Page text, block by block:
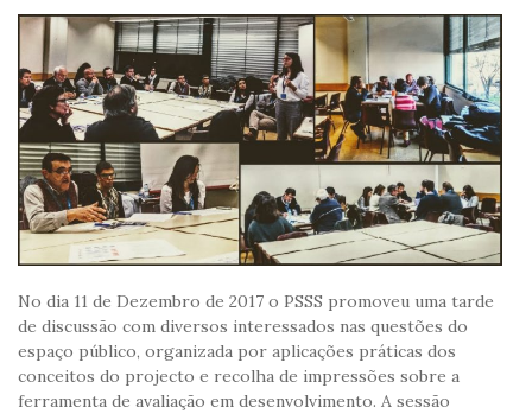
No dia 11 de Dezembro de 2017 o PSSS promoveu uma tarde
de discussão com diversos interessados nas questões do
espaço público, organizada por aplicações práticas dos
conceitos do projecto e recolha de impressões sobre a
ferramenta de avaliação em desenvolvimento. A sessão